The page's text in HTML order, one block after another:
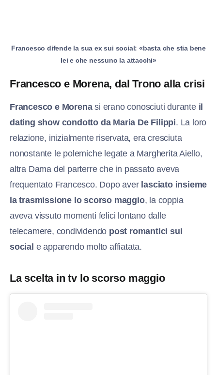
Francesco difende la sua ex sui social: «basta che stia bene
lei e che nessuno la attacchi»
Francesco e Morena, dal Trono alla crisi
Francesco e Morenasi erano conosciuti durante il
dating show condotto da Maria De Filippi. La loro
relazione, inizialmente riservata, era cresciuta
nonostante le polemiche legate a Margherita Aiello,
altra Dama del parterre che in passato aveva
frequentato Francesco. Dopo aver lasciato insieme
la trasmissione lo scorso maggio, la coppia
aveva vissuto momenti felici lontano dalle
telecamere, condividendo post romantici sui
social e apparendo molto affiatata.
La scelta in tv lo scorso maggio